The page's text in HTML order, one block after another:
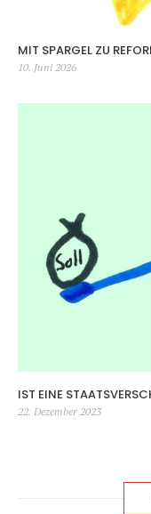
MIT SPARGEL ZU
Veröffentlicht
10. Juni 2026
IST EINE
Veröffentlicht
22. Dezember 2023